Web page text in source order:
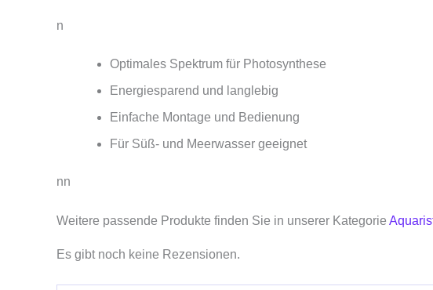
n
Optimales Spektrum für Photosynthese
Energiesparend und langlebig
Einfache Montage und Bedienung
Für Süß- und Meerwasser geeignet
nn
Weitere passende Produkte finden Sie in unserer Kategorie
Es gibt noch keine Rezensionen.